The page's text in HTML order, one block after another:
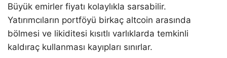
Büyük emirler fiyatı kolaylıkla sarsabilir.
Yatırımcıların portföyü birkaç altcoin arasında
bölmesi ve likiditesi kısıtlı varlıklarda temkinli
kaldıraç kullanması kayıpları sınırlar.